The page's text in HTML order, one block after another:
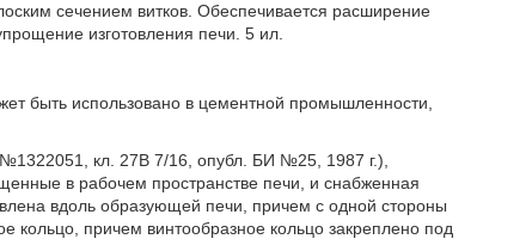
сечением витков. Обеспечивается расширение
изготовления печи. 5 ил.
быть использовано в цементной промышленности,
кл. 27В 7/16, опубл. БИ №25, 1987 г.),
в рабочем пространстве печи, и снабженная
вдоль образующей печи, причем с одной стороны
кольцо, причем винтообразное кольцо закреплено под